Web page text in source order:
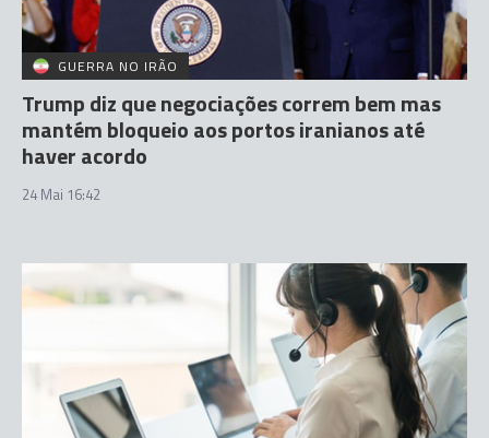
GUERRA NO IRÃO
Trump diz que negociações correm bem mas
mantém bloqueio aos portos iranianos até
haver acordo
24 Mai 16:42